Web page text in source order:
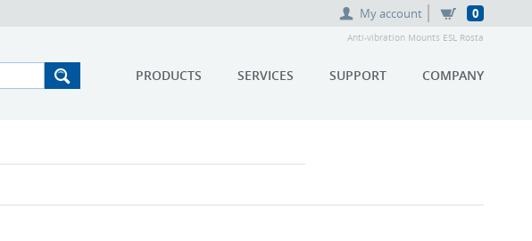
My account 0
Anti-vibration Mounts ESL Rosta
PRODUCTS SERVICES SUPPORT COMPANY